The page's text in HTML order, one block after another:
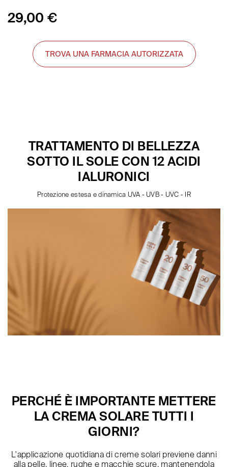
29,00 €
TROVA UNA FARMACIA AUTORIZZATA
TRATTAMENTO DI BELLEZZA
SOTTO IL SOLE CON 12 ACIDI
IALURONICI
Protezione estesa e dinamica UVA - UVB - UVC - IR
PERCHÉ È IMPORTANTE METTERE
LA CREMA SOLARE TUTTI I
GIORNI?
L'applicazione quotidiana di creme solari previene danni
alla pelle, linee, rughe e macchie scure, mantenendola